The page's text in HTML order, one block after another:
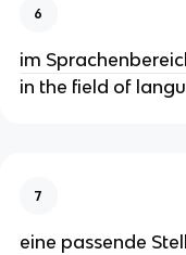
6
im
in the field of
7
eine passende